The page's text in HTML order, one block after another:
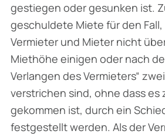
gestiegen oder gesunken ist.
geschuldete Miete für den Fall,
Vermieter und Mieter nicht
Miethöhe einigen oder nach
Verlangen des Vermieters“
verstrichen sind, ohne dass es
gekommen ist, durch ein
festgestellt werden. Als der